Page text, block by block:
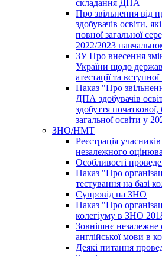
складання ДПА
Про звільнення від
здобувачів освіти,
повної загальної
2022/2023
ЗУ Про внесення
України щодо
атестації та
Наказ "Про
ДПА здобувачів
здобуття початкової,
загальної освіти у
ЗНО/НМТ
Реєстрація
незалежного
Особливості
Наказ "Про
тестування на базі
Супровід на ЗНО
Наказ "Про
колегіуму в ЗНО
Зовнішнє незалежне
англійської мови в
Деякі питання